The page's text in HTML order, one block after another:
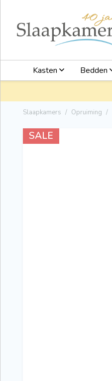
Kasten Bedden
Slaapkamers Opruiming
SALE